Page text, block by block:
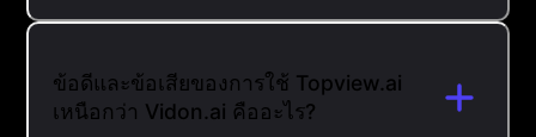
ข้อดีและข้อเสียของการใช้ Topview.ai
เหนือกว่า Vidon.ai คืออะไร?